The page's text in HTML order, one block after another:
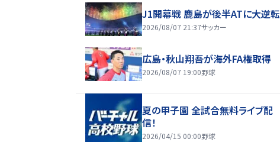
J1開幕戦 鹿島が後半ATに大逆転
2026/08/07 21:37サッカー
広島・秋山翔吾が海外FA権取得
2026/08/07 19:00野球
夏の甲子園 全試合無料ライブ配
信！
2026/04/15 00:00野球